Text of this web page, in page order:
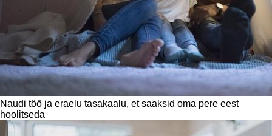
Naudi töö ja eraelu tasakaalu, et saaksid oma pere eest
hoolitseda